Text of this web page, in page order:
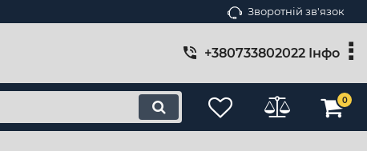
Зворотній зв'язок
+380733802022 Інфо
0